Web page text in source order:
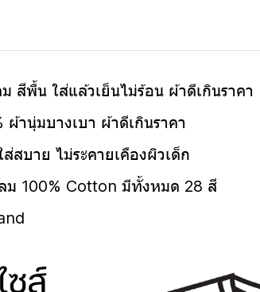
สีพื้น ใส่แล้วเย็นไม่ร้อน ผ้าดีเกินราคา
านุ่มบางเบา ผ้าดีเกินราคา
สบาย ไม่ระคายเคืองผิวเด็ก
ม 100% Cotton มีทั้งหมด 28 สี